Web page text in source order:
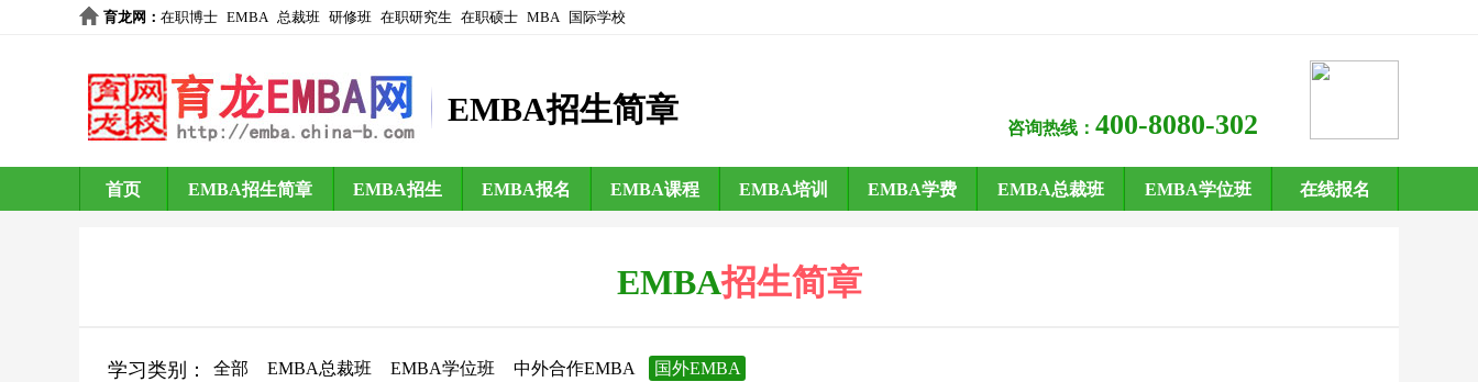
育龙网 ： 在职博士 EMBA 总裁班 研修班 在职研究生 在职硕士 MBA 国际学校
EMBA招生简章
咨询热线： 400-8080-302
首页 EMBA招生简章 EMBA招生 EMBA报名 EMBA课程 EMBA培训 EMBA学费 EMBA总裁班 EMBA学位班 在线报名
EMBA招生简章
学习类别： 全部 EMBA总裁班 EMBA学位班 中外合作EMBA 国外EMBA